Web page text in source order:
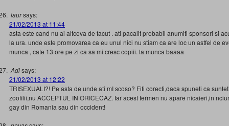
laursays:
21/02/2013 at 11:44
asta este cand nu ai altceva de facut . ati pacalit probabil anumiti sponsori si
la ura. unde este promovarea ca eu unul nici nu stiam ca are loc un astfel de
munca , cate 13 ore pe zi ca sa mi cresc copiii. la munca baaaa
Adisays:
21/02/2013 at 12:22
TRISEXUALI?! Pe asta de unde ati mI scoso? Fiti corecti,daca spuneti ca
zoofilii,nu ACCEPTUL IN ORICECAZ. Iar acest termen nu apare nicaieri,in
gay din Romania sau din occident!